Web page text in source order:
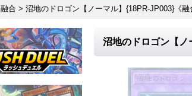
融合 > 沼地のドロゴン【ノーマル】{18PR-JP003}《融
沼地のドロゴン【ノ